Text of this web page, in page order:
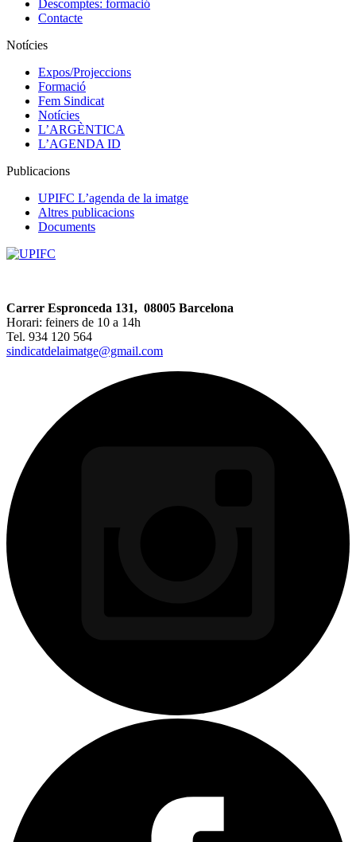
Descomptes: formació
Contacte
Notícies
Expos/Projeccions
Formació
Fem Sindicat
Notícies
L’ARGÈNTICA
L’AGENDA ID
Publicacions
UPIFC L’agenda de la imatge
Altres publicacions
Documents
Carrer Espronceda 131, 08005 Barcelona
Horari: feiners de 10 a 14h
Tel. 934 120 564
sindicatdelaimatge@gmail.com